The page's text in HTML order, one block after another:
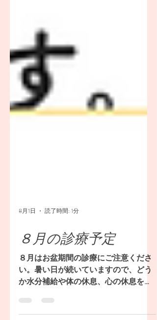
8月1日 読了時間: 1分
８月の診療予定
８月はお盆期間の診療にご注意くださ
い。暑い日が続いていますので、どう
か水分補給や体の休息、心の休息をと